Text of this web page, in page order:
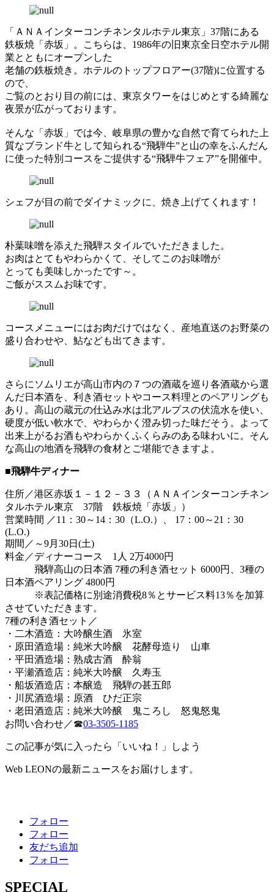
「ＡＮＡインターコンチネンタルホテル東京」37階にある
鉄板焼「赤坂」。こちらは、1986年の旧東京全日空ホテル開
業とともにオープンした
老舗の鉄板焼き。ホテルのトップフロアー(37階)に位置する
ので、
ご覧のとおり目の前には、東京タワーをはじめとする綺麗な
夜景が広がっております。
そんな「赤坂」では今、岐阜県の豊かな自然で育てられた上
質なブランド牛として知られる“飛騨牛”と山の幸をふんだん
に使った特別コースをご提供する“飛騨牛フェア”を開催中。
シェフが目の前でダイナミックに、焼き上げてくれます！
朴葉味噌を添えた飛騨スタイルでいただきました。
お肉はとてもやわらかくて、そしてこのお味噌が
とっても美味しかったです～。
ご飯がススムお味です。
コースメニューにはお肉だけではなく、産地直送のお野菜の
盛り合わせや、鮎なども出てきます。
さらにソムリエが高山市内の７つの酒蔵を巡り各酒蔵から選
んだ日本酒を、利き酒セットやコース料理とのペアリングも
あり。高山の蔵元の仕込み水は北アルプスの伏流水を使い、
硬度が低い軟水で、やわらかく澄み切った味だそう。よって
出来上がるお酒もやわらかくふくらみのある味わいに。そん
な高山の地酒を飛騨の食材とご堪能できますよ。
■飛騨牛ディナー
住所／港区赤坂１－１２－３３（ＡＮＡインターコンチネン
タルホテル東京 37階 鉄板焼「赤坂」）
営業時間 ／11：30～14：30（L.O.）、 17：00～21：30
(L.O.)
期間／～9月30日(土)
料金／ディナーコース 1人 2万4000円
飛騨高山の日本酒 7種の利き酒セット 6000円、3種の
日本酒ペアリング 4800円
※表記価格に別途消費税8％とサービス料13％を加算
させていただきます。
7種の利き酒セット／
・二木酒造：大吟醸生酒 氷室
・原田酒造場：純米大吟醸 花酵母造り 山車
・平田酒造場：熟成古酒 酔翁
・平瀬酒造店：純米大吟醸 久寿玉
・船坂酒造店：本醸造 飛騨の甚五郎
・川尻酒造場：原酒 ひだ正宗
・老田酒造店：純米大吟醸 鬼ころし 怒鬼怒鬼
お問い合わせ／☎03-3505-1185
この記事が気に入ったら「いいね！」しよう
Web LEONの最新ニュースをお届けします。
フォロー
フォロー
友だち追加
フォロー
SPECIAL